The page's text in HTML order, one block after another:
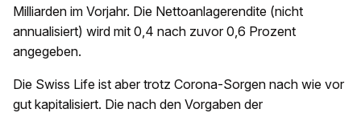
Milliarden im Vorjahr. Die Nettoanlagerendite (nicht
annualisiert) wird mit 0,4 nach zuvor 0,6 Prozent
angegeben.
Die Swiss Life ist aber trotz Corona-Sorgen nach wie vor
gut kapitalisiert. Die nach den Vorgaben der